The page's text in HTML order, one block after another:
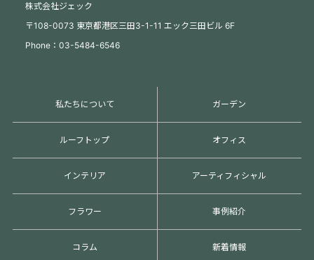
株式会社ジェック
〒108-0073 東京都港区三田3-1-11 エック三田ビル 6F
Phone：03-5484-6546
私たちについて ガーデン
ルーフトップ オフィス
インテリア アーティフィシャル
フラワー 事例紹介
コラム 新着情報